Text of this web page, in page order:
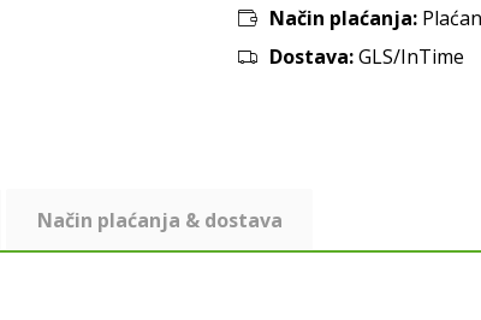
Način plaćanja:
Dostava:GLS/InTime
Način plaćanja & dostava